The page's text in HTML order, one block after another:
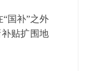
“国补”之外
贴扩围地